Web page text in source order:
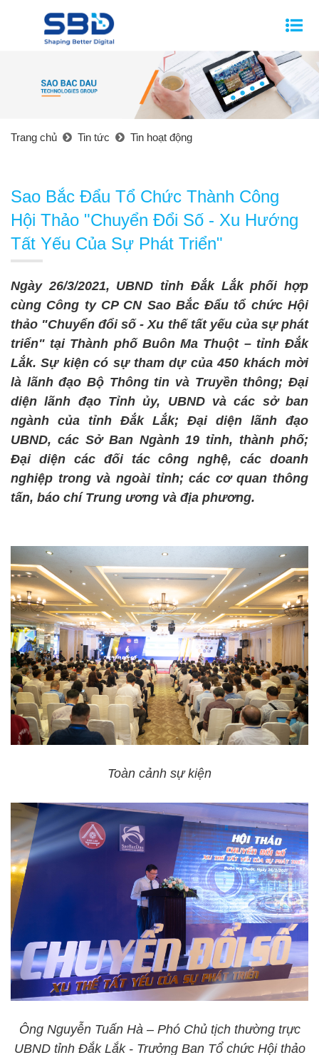
Trang chủ Tin tức Tin hoạt động
Sao Bắc Đẩu Tổ Chức Thành Công
Hội Thảo "Chuyển Đổi Số - Xu Hướng
Tất Yếu Của Sự Phát Triển"
Ngày 26/3/2021, UBND tỉnh Đắk Lắk phối hợp
cùng Công ty CP CN Sao Bắc Đẩu tổ chức Hội
thảo "Chuyển đổi số - Xu thế tất yếu của sự phát
triển" tại Thành phố Buôn Ma Thuột – tỉnh Đắk
Lắk. Sự kiện có sự tham dự của 450 khách mời
là lãnh đạo Bộ Thông tin và Truyền thông; Đại
diện lãnh đạo Tỉnh ủy, UBND và các sở ban
ngành của tỉnh Đắk Lắk; Đại diện lãnh đạo
UBND, các Sở Ban Ngành 19 tỉnh, thành phố;
Đại diện các đối tác công nghệ, các doanh
nghiệp trong và ngoài tỉnh; các cơ quan thông
tấn, báo chí Trung ương và địa phương.
Toàn cảnh sự kiện
Ông Nguyễn Tuấn Hà – Phó Chủ tịch thường trực
UBND tỉnh Đắk Lắk - Trưởng Ban Tổ chức Hội thảo